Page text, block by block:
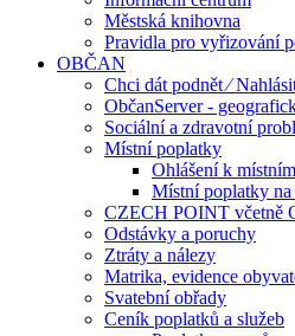
Městská knihovna
Pravidla pro vyřizování
OBČAN
Chci dát podnět ⁄
ObčanServer -
Sociální a zdravotní
Místní poplatky
Ohlášení k
Místní poplatky
CZECH POINT včetně
Odstávky a poruchy
Ztráty a nálezy
Matrika, evidence
Svatební obřady
Ceník poplatků a služeb